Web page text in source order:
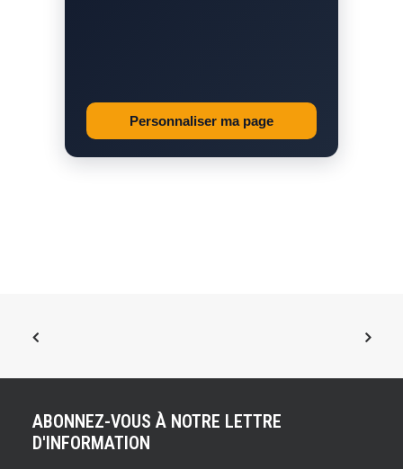
Personnaliser ma page
ABONNEZ-VOUS À NOTRE LETTRE
D'INFORMATION